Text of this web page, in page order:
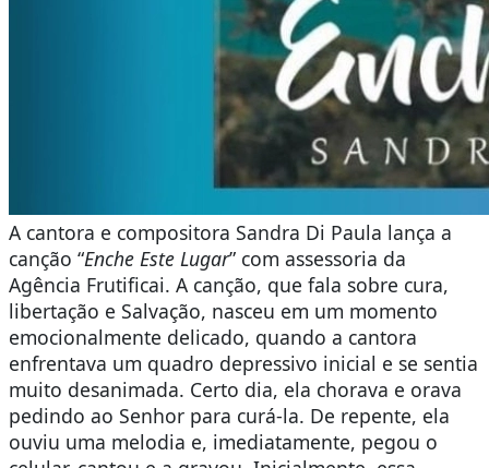
A cantora e compositora Sandra Di Paula lança a
canção “Enche Este Lugar” com assessoria da
Agência Frutificai. A canção, que fala sobre cura,
libertação e Salvação, nasceu em um momento
emocionalmente delicado, quando a cantora
enfrentava um quadro depressivo inicial e se sentia
muito desanimada. Certo dia, ela chorava e orava
pedindo ao Senhor para curá-la. De repente, ela
ouviu uma melodia e, imediatamente, pegou o